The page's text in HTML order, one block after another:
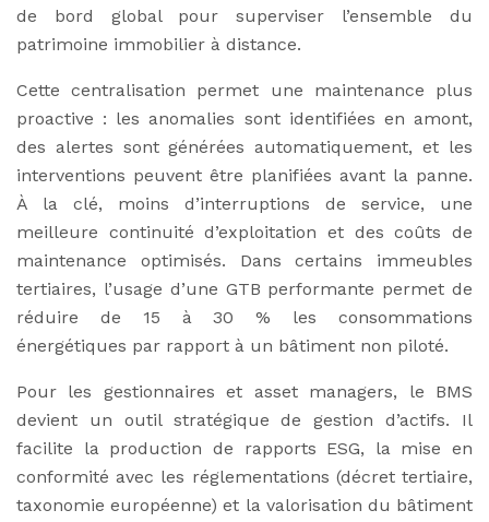
de bord global pour superviser l’ensemble du
patrimoine immobilier à distance.
Cette centralisation permet une maintenance plus
proactive : les anomalies sont identifiées en amont,
des alertes sont générées automatiquement, et les
interventions peuvent être planifiées avant la panne.
À la clé, moins d’interruptions de service, une
meilleure continuité d’exploitation et des coûts de
maintenance optimisés. Dans certains immeubles
tertiaires, l’usage d’une GTB performante permet de
réduire de 15 à 30 % les consommations
énergétiques par rapport à un bâtiment non piloté.
Pour les gestionnaires et asset managers, le BMS
devient un outil stratégique de gestion d’actifs. Il
facilite la production de rapports ESG, la mise en
conformité avec les réglementations (décret tertiaire,
taxonomie européenne) et la valorisation du bâtiment